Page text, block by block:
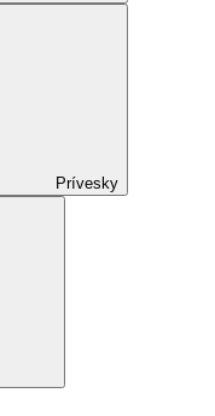
Prívesky